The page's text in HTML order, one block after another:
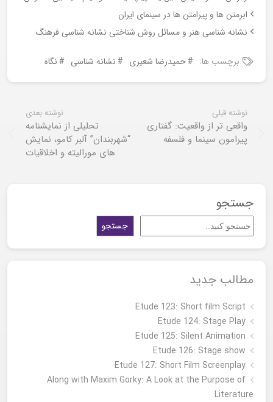
ابرمتن ها و پیرامتن ها در سینمای ایران
نشانه شناسی هنر و مسائل روش شناختی نشانه شناسی فرهنگ
برچسب ها: حمیدرضا شعیری نشانه شناسی نگاه
نوشته قبلی
واقعی تر از واقعیت: گفتاری
پیرامون سینما و فلسفه
نوشته بعدی
تحلیلی از نمایشنامه
“شهربندان” آلبر کامو، نمایش
های مورالیته و اخلاقیات
جستجو
جستجو
مطالب جدید
Etude 123: Short film Script
Etude 124: Stage Play
Etude 125: Silent Animation
Etude 126: Stage show
Étude 127: Short Film Screenplay
Along with Maxim Gorky: A Look at the Purpose of
Literature